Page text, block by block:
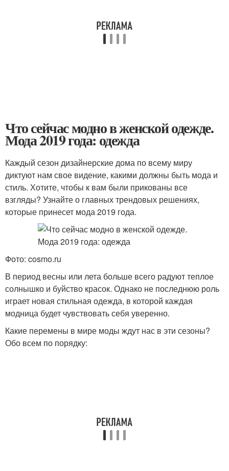
Что сейчас модно в женской одежде.
Мода 2019 года: одежда
Каждый сезон дизайнерские дома по всему миру
диктуют нам свое видение, какими должны быть мода и
стиль. Хотите, чтобы к вам были прикованы все
взгляды? Узнайте о главных трендовых решениях,
которые принесет мода 2019 года.
Фото: cosmo.ru
В период весны или лета больше всего радуют теплое
солнышко и буйство красок. Однако не последнюю роль
играет новая стильная одежда, в которой каждая
модница будет чувствовать себя уверенно.
Какие перемены в мире моды ждут нас в эти сезоны?
Обо всем по порядку: